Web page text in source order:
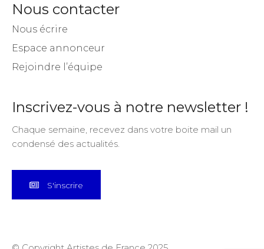
Nous contacter
Nous écrire
Espace annonceur
Rejoindre l’équipe
Inscrivez-vous à notre newsletter !
Chaque semaine, recevez dans votre boite mail un
condensé des actualités.
S'inscrire